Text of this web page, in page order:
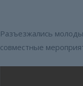
Разъезжались
совместные